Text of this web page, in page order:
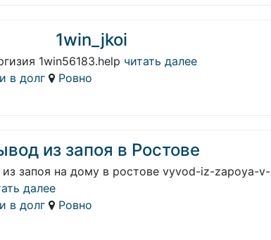
1win_jkoi
1win56183.help читать далее
в долг
Ровно
из запоя в Ростове
из запоя на дому в ростове vyvod-iz-zapoya-v-
далее
в долг
Ровно